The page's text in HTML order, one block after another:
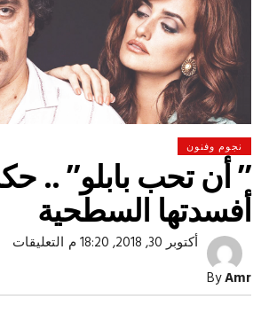
نجوم وفنون
” أن تحب بابلو” ..
أفسدتها السطحية
ByAmr
أكتوبر 30, 2018, 18:20 م التعليقاتعلى